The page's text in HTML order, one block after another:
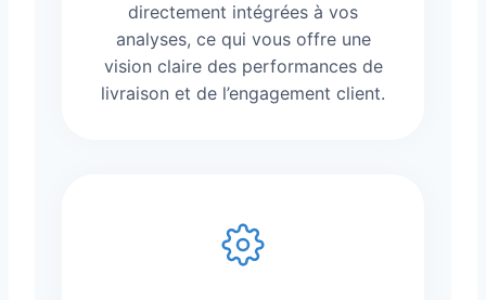
directement intégrées à vos
analyses, ce qui vous offre une
vision claire des performances de
livraison et de l’engagement client.